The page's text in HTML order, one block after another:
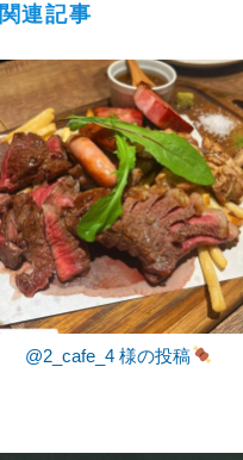
関連記事
@2_cafe_4 様の投稿